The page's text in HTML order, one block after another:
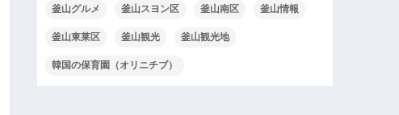
釜山グルメ 釜山スヨン区 釜山南区 釜山情報
釜山東莱区 釜山観光 釜山観光地
韓国の保育園（オリニチブ）